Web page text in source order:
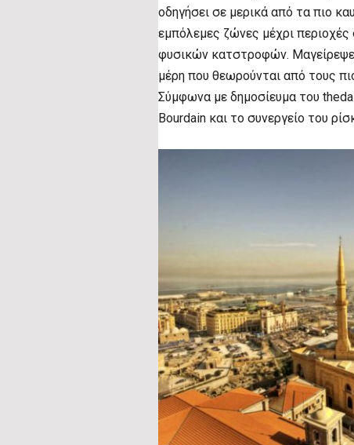
οδηγήσει σε μερικά από τα πιο
εμπόλεμες ζώνες μέχρι
φυσικών κατστροφών.
μέρη που θεωρούνται από τους
Σύμφωνα με δημοσίευμα του
Bourdain και το συνεργείο του